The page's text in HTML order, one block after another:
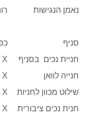
נאמן הנגישות
סניף
חניית נכים בסניף
X
חנייה לוואן
X
שילוט מכוון לחניות
X
חנית נכים ציבורית
X